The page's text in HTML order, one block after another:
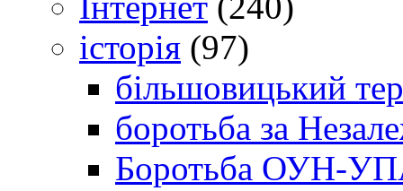
історія (97)
більшовицький
боротьба за
Боротьба ОУН-УПА